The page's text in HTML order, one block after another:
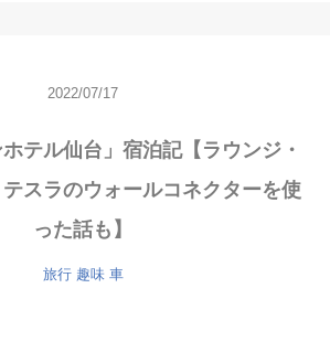
2022/07/17
ホテル仙台」宿泊記【ラウンジ・
スラのウォールコネクターを使
った話も】
旅行 趣味 車